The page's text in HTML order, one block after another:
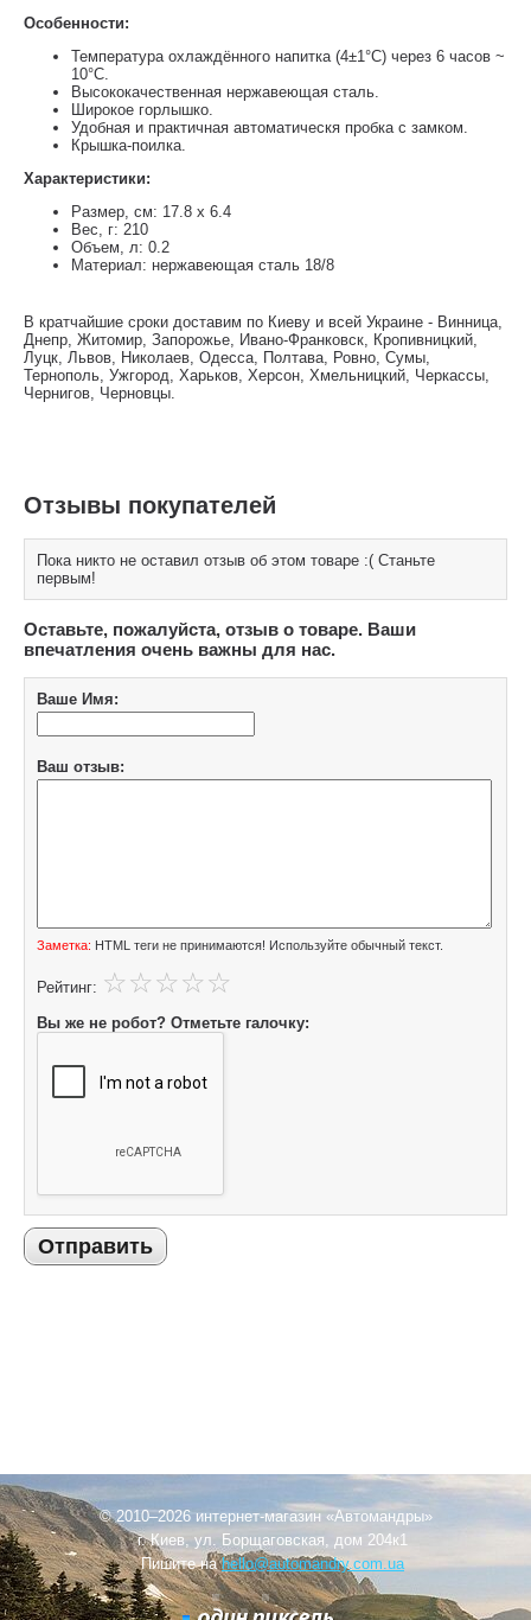
Особенности:
Температура охлаждённого напитка (4±1°C) через 6 часов ~
10°C.
Высококачественная нержавеющая сталь.
Широкое горлышко.
Удобная и практичная автоматическя пробка с замком.
Крышка-поилка.
Характеристики:
Размер, см: 17.8 x 6.4
Вес, г: 210
Объем, л: 0.2
Материал: нержавеющая сталь 18/8
В кратчайшие сроки доставим по Киеву и всей Украине - Винница,
Днепр, Житомир, Запорожье, Ивано-Франковск, Кропивницкий,
Луцк, Львов, Николаев, Одесса, Полтава, Ровно, Сумы,
Тернополь, Ужгород, Харьков, Херсон, Хмельницкий, Черкассы,
Чернигов, Черновцы.
Отзывы покупателей
Пока никто не оставил отзыв об этом товаре :( Станьте
первым!
Оставьте, пожалуйста, отзыв о товаре. Ваши
впечатления очень важны для нас.
Ваше Имя:
Ваш отзыв:
Заметка: HTML теги не принимаются! Используйте обычный текст.
Рейтинг:
Вы же не робот? Отметьте галочку:
Отправить
© 2010–2026 интернет-магазин «Автомандры»
г. Киев, ул. Борщаговская, дом 204к1
Пишите наhello@automandry.com.ua